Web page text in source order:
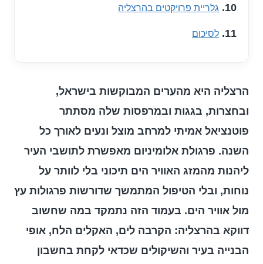
גלריית פרויקטים בהרצליה
לסיכום
הרצליה היא מהערים המבוקשות בישראל,
ובחצרות, בגגות ובמרפסות שלה מסתתר
פוטנציאל אמיתי למרחב מוצל ונעים לאורך כל
השנה. פרגולת אלומיניום מאפשרת לתושבי העיר
ליהנות מהמזג האוויר הים תיכוני בלי לוותר על
נוחות, ובלי הטיפול המתמשך שדורשות פרגולות עץ
מול אוויר הים. בעמוד הזה נתמקד במה שחשוב
דווקא בהרצליה: הקרבה לים, האקלים הלח, אופי
הבנייה בעיר והשיקולים שכדאי לקחת בחשבון